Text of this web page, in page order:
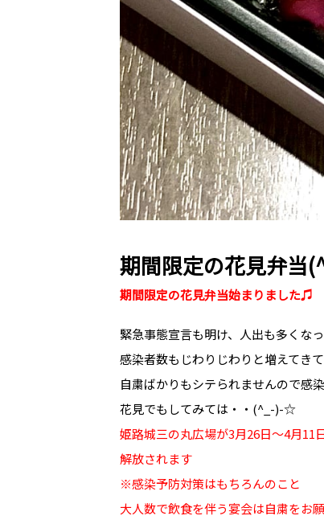
期間限定の花見弁当
期間限定の花見弁当始まりました♫
緊急事態宣言も明け、人出も多くな
感染者数もじわりじわりと増えてき
自粛ばかりもシテられませんので感
花見でもしてみては・・(^_-)-☆
姫路城三の丸広場が3月26日～4月11
解放されます
※感染予防対策はもちろんのこと
大人数で飲食を伴う宴会は自粛をお